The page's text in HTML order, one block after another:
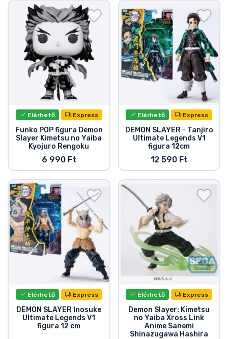
Elérhető Express
Funko POP figura Demon
Slayer Kimetsu no Yaiba
Kyojuro Rengoku
6 990 Ft
Elérhető Express
DEMON SLAYER - Tanjiro
Ultimate Legends V1
figura 12cm
12 590 Ft
Elérhető Express
DEMON SLAYER Inosuke
Ultimate Legends V1
figura 12 cm
Elérhető Express
Demon Slayer: Kimetsu
no Yaiba Xross Link
Anime Sanemi
Shinazugawa Hashira